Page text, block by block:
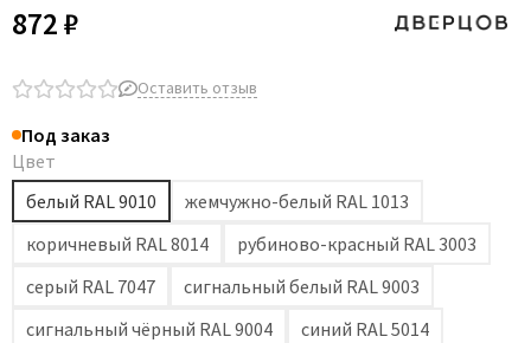
872 ₽
Оставить отзыв
Под заказ
Цвет
белый RAL 9010
жемчужно-белый RAL 1013
коричневый RAL 8014
рубиново-красный RAL 3003
серый RAL 7047
сигнальный белый RAL 9003
сигнальный чёрный RAL 9004
синий RAL 5014